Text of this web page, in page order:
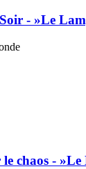
- »Le
le chaos -